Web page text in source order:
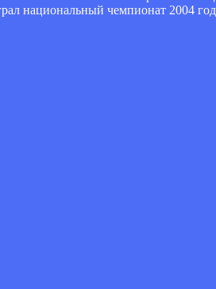
национальный чемпионат 2004